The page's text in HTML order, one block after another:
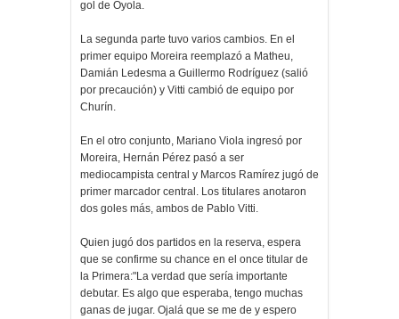
gol de Oyola.
La segunda parte tuvo varios cambios. En el
primer equipo Moreira reemplazó a Matheu,
Damián Ledesma a Guillermo Rodríguez (salió
por precaución) y Vitti cambió de equipo por
Churín.
En el otro conjunto, Mariano Viola ingresó por
Moreira, Hernán Pérez pasó a ser
mediocampista central y Marcos Ramírez jugó de
primer marcador central. Los titulares anotaron
dos goles más, ambos de Pablo Vitti.
Quien jugó dos partidos en la reserva, espera
que se confirme su chance en el once titular de
la Primera:"La verdad que sería importante
debutar. Es algo que esperaba, tengo muchas
ganas de jugar. Ojalá que se me de y espero